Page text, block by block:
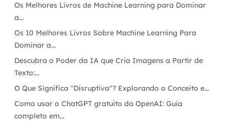
Os Melhores Livros de Machine Learning para Dominar
a...
Os 10 Melhores Livros Sobre Machine Learning Para
Dominar a...
Descubra o Poder da IA que Cria Imagens a Partir de
Texto:...
O Que Significa "Disruptiva"? Explorando o Conceito e...
Como usar o ChatGPT gratuito da OpenAI: Guia
completo em...